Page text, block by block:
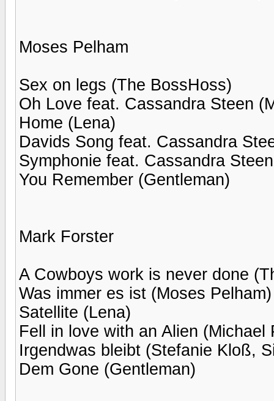
Moses Pelham
Sex on legs (The BossHoss)
Oh Love feat. Cassandra Steen
Home (Lena)
Davids Song feat. Cassandra
Symphonie feat. Cassandra
You Remember (Gentleman)
Mark Forster
A Cowboys work is never done
Was immer es ist (Moses Pelham)
Satellite (Lena)
Fell in love with an Alien (Michael
Irgendwas bleibt (Stefanie Kloß,
Dem Gone (Gentleman)